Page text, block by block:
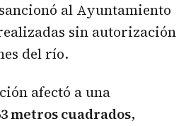
al Ayuntamiento
sin autorización
del río.
afectó a una
metros cuadrados,